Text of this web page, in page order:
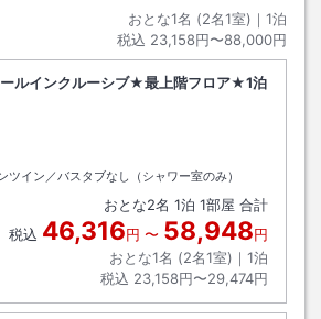
おとな1名 (2名1室)｜ 1泊
税込 23,158円〜88,000円
ールインクルーシブ★最上階フロア★1泊
アウト
ツイン／バスタブなし（シャワー室のみ）
おとな2名 1泊 1部屋 合計
税込 46,316円 〜 58,948円
おとな1名 (2名1室)｜ 1泊
税込 23,158円〜29,474円